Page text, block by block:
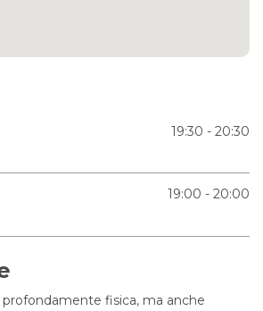
19:30 - 20:30
19:00 - 20:00
profondamente fisica, ma anche